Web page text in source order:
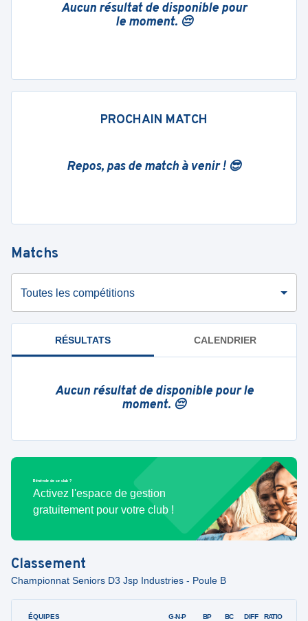
Aucun résultat de disponible pour
le moment. 😔
PROCHAIN MATCH
Repos, pas de match à venir ! 😎
Matchs
Toutes les compétitions
RÉSULTATS CALENDRIER
Aucun résultat de disponible pour le
moment. 😔
Bénévole de ce club ?
Activez l'espace de gestion
gratuitement pour votre club !
Classement
Championnat Seniors D3 Jsp Industries - Poule B
ÉQUIPES G-N-P BP BC DIFF RATIO